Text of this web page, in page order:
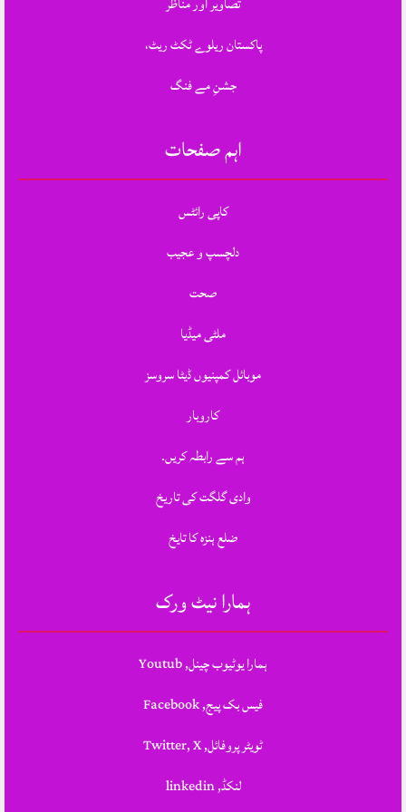
پاکستان ریلوے ٹکٹ ریٹ،
جشنِ مے فنگ
اہم صفحات
کاپی رائٹس
دلچسپ و عجیب
صحت
ملٹی میڈیا
موبائل کمپنیوں ڈیٹا سروسز
کاروبار
ہم سے رابطہ کریں.
وادی گلگت کی تاریخ
ضلع ہنزہ کا تایخ
ہمارا نیٹ ورک
ہمارا یوٹیوب چینل, Youtub
فیس بک پیج, Facebook
ٹویٹر پروفائل, Twitter, X
لنکڈ, linkedin